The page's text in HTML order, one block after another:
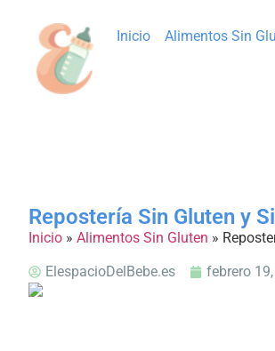
Inicio Alimentos Sin
Repostería Sin Gluten y
Inicio » Alimentos Sin Gluten »
ElespacioDelBebe.es febrero